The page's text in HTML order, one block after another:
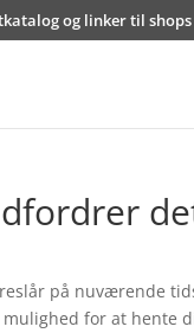
og linker til
på nuværende
for at hente